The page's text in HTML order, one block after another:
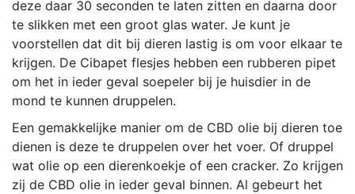
deze daar 30 seconden te laten zitten en daarna door
te slikken met een groot glas water. Je kunt je
voorstellen dat dit bij dieren lastig is om voor elkaar te
krijgen. De Cibapet flesjes hebben een rubberen pipet
om het in ieder geval soepeler bij je huisdier in de
mond te kunnen druppelen.
Een gemakkelijke manier om de CBD olie bij dieren toe
dienen is deze te druppelen over het voer. Of druppel
wat olie op een dierenkoekje of een cracker. Zo krijgen
zij de CBD olie in ieder geval binnen. Al gebeurt het